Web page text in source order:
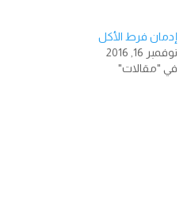
إدمان فرط الأكل
نوفمبر 16, 2016
في "مقالات"